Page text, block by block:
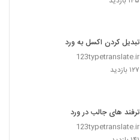
تبدیل کردن اکسل به ورد
123typetranslate.ir
۱۲۷ بازدید
ترفند های جالب در ورد
123typetranslate.ir